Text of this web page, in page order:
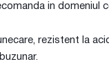
in domeniul
rezistent la